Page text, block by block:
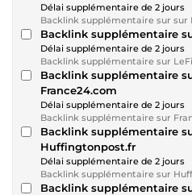
Délai supplémentaire de 2 jours
Backlink supplémentaire sur sur
Backlink supplémentaire
Délai supplémentaire de 2 jours
Backlink supplémentaire sur
Backlink supplémentaire
France24.com
Délai supplémentaire de 2 jours
Backlink supplémentaire sur
Backlink supplémentaire
Huffingtonpost.fr
Délai supplémentaire de 2 jours
Backlink supplémentaire sur
Backlink supplémentaire